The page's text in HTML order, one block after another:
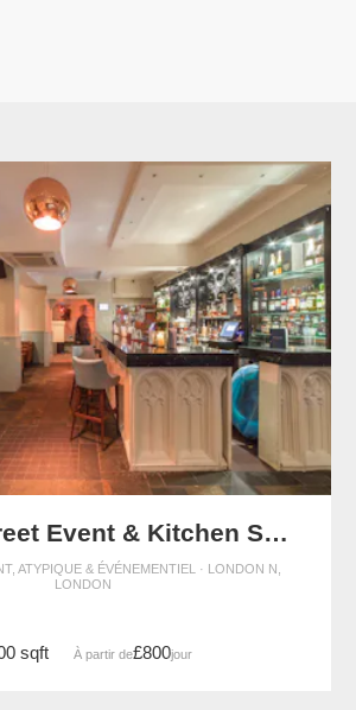
Penton Street Event & Kitchen Space
ATYPIQUE & ÉVÉNEMENTIEL · LONDON N,
LONDON
sqft À partir de£800/jour